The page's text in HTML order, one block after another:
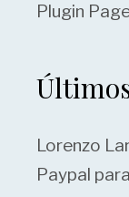
Plugin
Lorenzo
Paypal